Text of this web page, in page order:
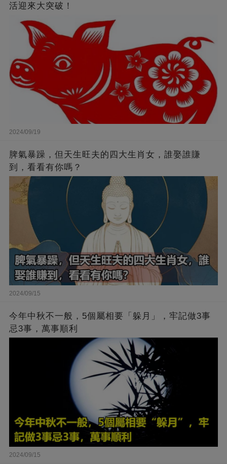
活迎來大突破！
2024/09/19
脾氣暴躁，但天生旺夫的四大生肖女，誰娶誰賺
到，看看有你嗎？
2024/09/15
今年中秋不一般，5個屬相要「躲月」，牢記做3事
忌3事，萬事順利
2024/09/15